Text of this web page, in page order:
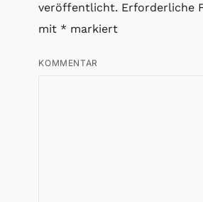
veröffentlicht. Erforderliche
mit * markiert
KOMMENTAR